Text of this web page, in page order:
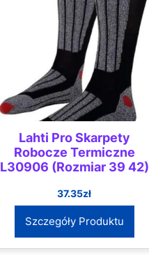
Lahti Pro Skarpety
Robocze Termiczne
L30906 (Rozmiar 39 42)
37.35zł
Szczegóły Produktu